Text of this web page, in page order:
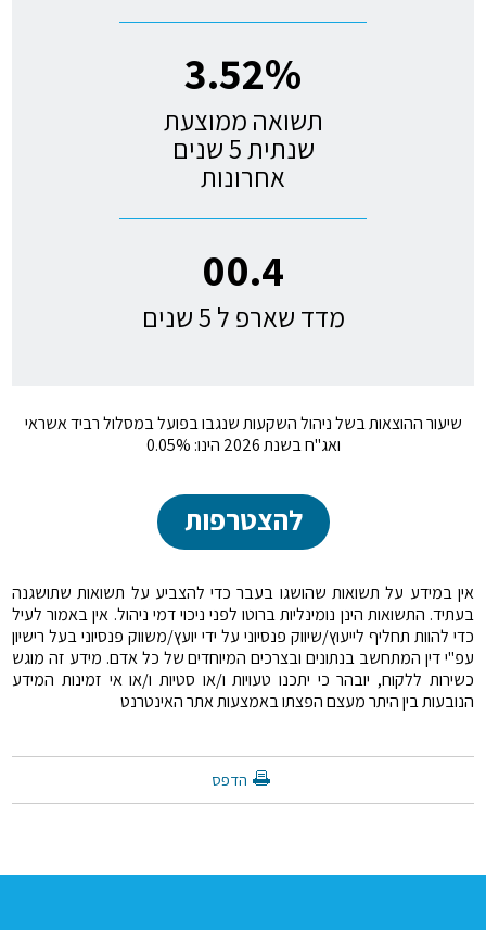
3.52%
תשואה ממוצעת
שנתית 5 שנים
אחרונות
00.4
מדד שארפ ל 5 שנים
שיעור ההוצאות בשל ניהול השקעות שנגבו בפועל במסלול רביד אשראי
ואג"ח בשנת 2026 הינו: 0.05%
להצטרפות
אין במידע על תשואות שהושגו בעבר כדי להצביע על תשואות שתושגנה
בעתיד. התשואות הינן נומינליות ברוטו לפני ניכוי דמי ניהול. אין באמור לעיל
כדי להוות תחליף לייעוץ/שיווק פנסיוני על ידי יועץ/משווק פנסיוני בעל רישיון
עפ"י דין המתחשב בנתונים ובצרכים המיוחדים של כל אדם. מידע זה מוגש
כשירות ללקוח, יובהר כי יתכנו טעויות ו/או סטיות ו/או אי זמינות המידע
הנובעות בין היתר מעצם הפצתו באמצעות אתר האינטרנט
הדפס